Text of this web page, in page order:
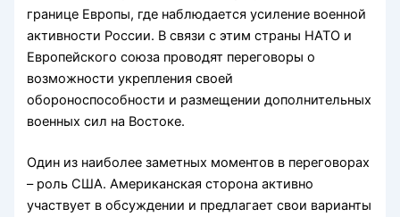
границе Европы, где наблюдается усиление военной
активности России. В связи с этим страны НАТО и
Европейского союза проводят переговоры о
возможности укрепления своей
обороноспособности и размещении дополнительных
военных сил на Востоке.
Один из наиболее заметных моментов в переговорах
– роль США. Американская сторона активно
участвует в обсуждении и предлагает свои варианты